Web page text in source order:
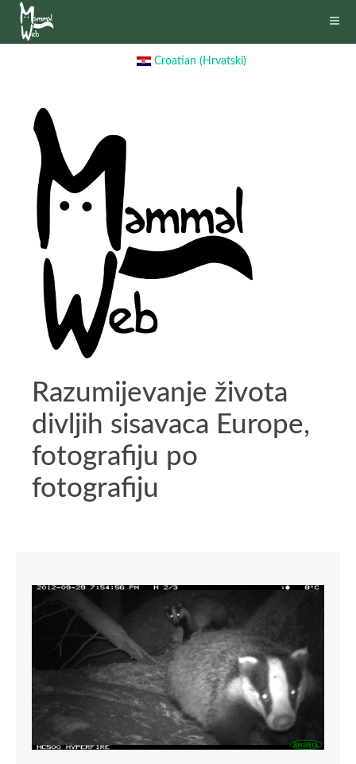
Croatian (Hrvatski)
Razumijevanje života
divljih sisavaca Europe,
fotografiju po
fotografiju